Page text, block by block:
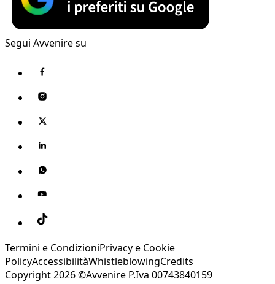
Segui Avvenire su
Termini e CondizioniPrivacy e Cookie
PolicyAccessibilitàWhistleblowingCredits
Copyright 2026 ©Avvenire P.Iva 00743840159